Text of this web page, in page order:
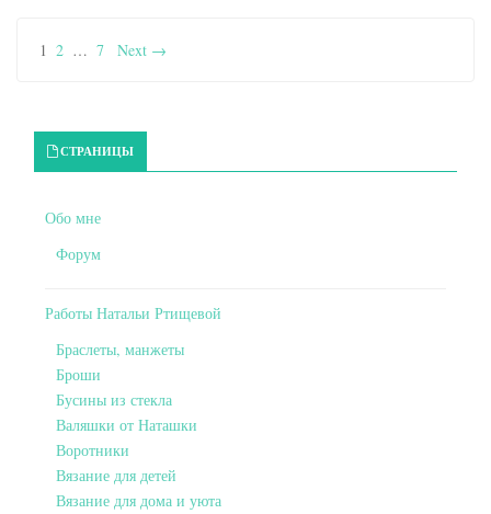
1 2 … 7 Next →
Primary Sidebar
СТРАНИЦЫ
Обо мне
Форум
Работы Натальи Ртищевой
Браслеты, манжеты
Броши
Бусины из стекла
Валяшки от Наташки
Воротники
Вязание для детей
Вязание для дома и уюта